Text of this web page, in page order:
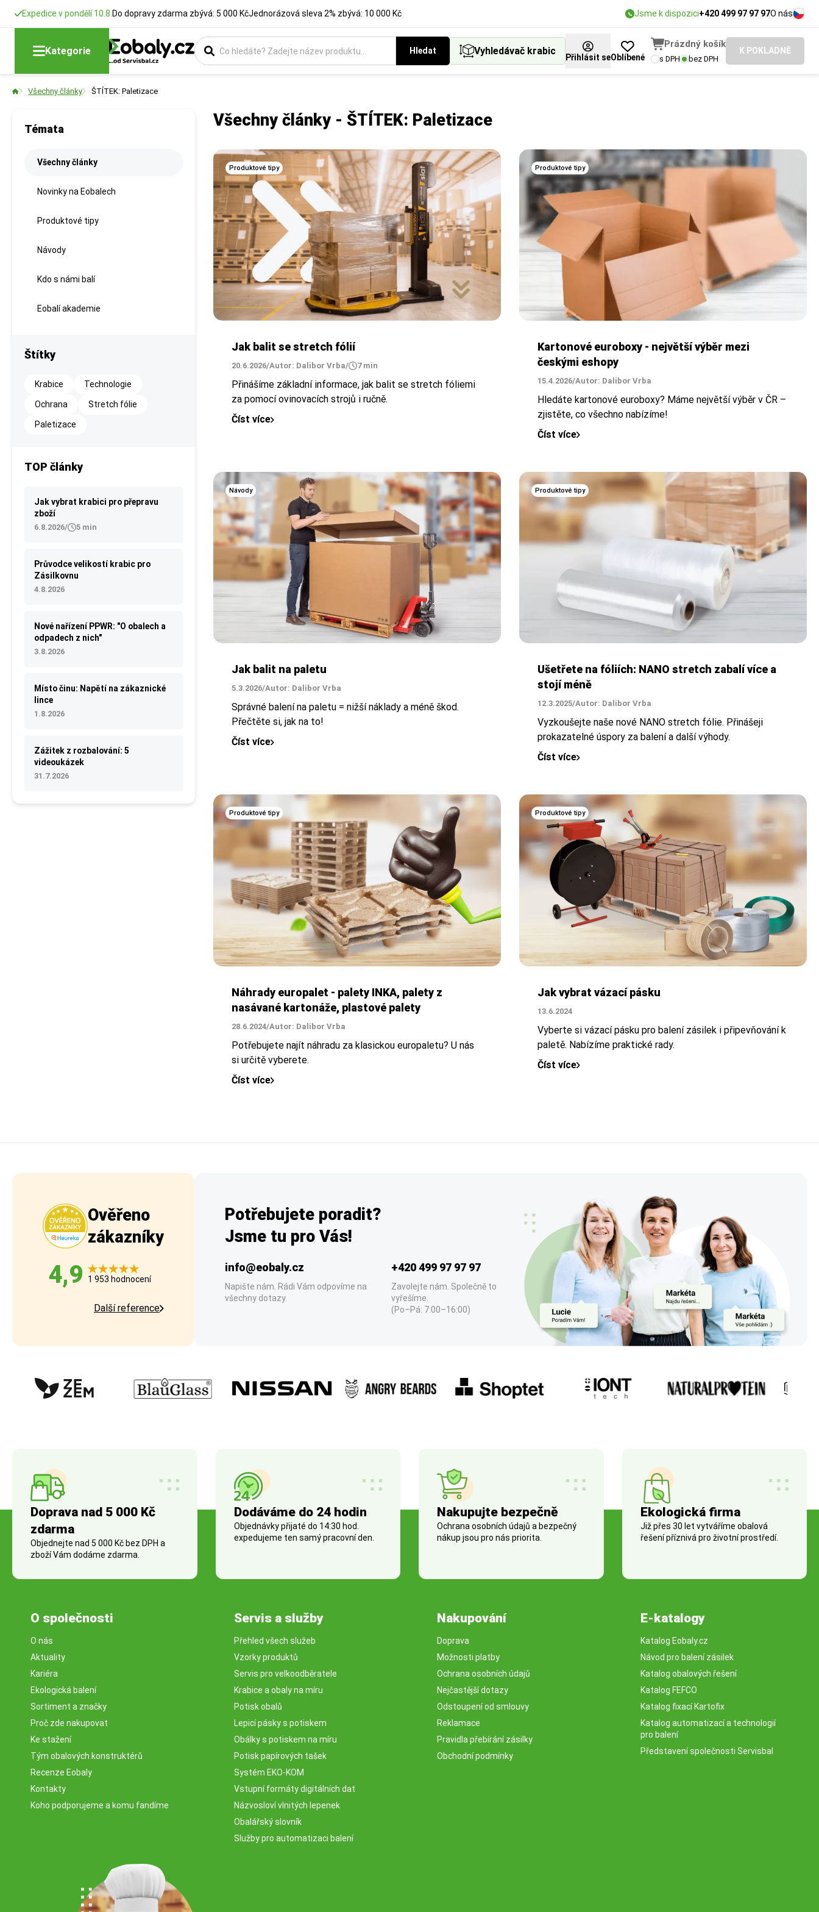
Expedice v pondělí 10.8. Do dopravy zdarma zbývá: 5 000 KčJednorázová sleva 2% zbývá: 10 000 Kč Jsme k dispozici+420 499 97 97 97O nás
Kategorie Hledat Vyhledávač krabic
Přihlásit seOblíbené
Prázdný košík
s DPH bez DPH
K POKLADNĚ
Všechny články ŠTÍTEK: Paletizace
Témata
Všechny články
Novinky na Eobalech
Produktové tipy
Návody
Kdo s námi balí
Eobalí akademie
Štítky
Krabice Technologie
Ochrana Stretch fólie
Paletizace
TOP články
Jak vybrat krabici pro přepravu
zboží
6.8.2026/ 5 min
Průvodce velikostí krabic pro
Zásilkovnu
4.8.2026
Nové nařízení PPWR: "O obalech a
odpadech z nich"
3.8.2026
Místo činu: Napětí na zákaznické
lince
1.8.2026
Zážitek z rozbalování: 5
videoukázek
31.7.2026
Všechny články - ŠTÍTEK: Paletizace
Produktové tipy
Jak balit se stretch fólií
20.6.2026/Autor: Dalibor Vrba/ 7 min
Přinášíme základní informace, jak balit se stretch fóliemi
za pomocí ovinovacích strojů i ručně.
Číst více
Produktové tipy
Kartonové euroboxy - největší výběr mezi
českými eshopy
15.4.2026/Autor: Dalibor Vrba
Hledáte kartonové euroboxy? Máme největší výběr v ČR –
zjistěte, co všechno nabízíme!
Číst více
Návody
Jak balit na paletu
5.3.2026/Autor: Dalibor Vrba
Správné balení na paletu = nižší náklady a méně škod.
Přečtěte si, jak na to!
Číst více
Produktové tipy
Ušetřete na fóliích: NANO stretch zabalí více a
stojí méně
12.3.2025/Autor: Dalibor Vrba
Vyzkoušejte naše nové NANO stretch fólie. Přinášeji
prokazatelné úspory za balení a další výhody.
Číst více
Produktové tipy
Náhrady europalet - palety INKA, palety z
nasávané kartonáže, plastové palety
28.6.2024/Autor: Dalibor Vrba
Potřebujete najít náhradu za klasickou europaletu? U nás
si určitě vyberete.
Číst více
Produktové tipy
Jak vybrat vázací pásku
13.6.2024
Vyberte si vázací pásku pro balení zásilek i připevňování k
paletě. Nabízíme praktické rady.
Číst více
Ověřeno
zákazníky
4,9 1 953 hodnocení
Další reference
Potřebujete poradit?
Jsme tu pro Vás!
info@eobaly.cz
Napište nám. Rádi Vám odpovíme na
všechny dotazy.
+420 499 97 97 97
Zavolejte nám. Společně to
vyřešíme.
(Po–Pá: 7:00–16:00)
Doprava nad 5 000 Kč
zdarma
Objednejte nad 5 000 Kč bez DPH a
zboží Vám dodáme zdarma.
Dodáváme do 24 hodin
Objednávky přijaté do 14:30 hod.
expedujeme ten samý pracovní den.
Nakupujte bezpečně
Ochrana osobních údajů a bezpečný
nákup jsou pro nás priorita.
Ekologická firma
Již přes 30 let vytváříme obalová
řešení příznivá pro životní prostředí.
O společnosti
O nás
Aktuality
Kariéra
Ekologická balení
Sortiment a značky
Proč zde nakupovat
Ke stažení
Tým obalových konstruktérů
Recenze Eobaly
Kontakty
Koho podporujeme a komu fandíme
Servis a služby
Přehled všech služeb
Vzorky produktů
Servis pro velkoodběratele
Krabice a obaly na míru
Potisk obalů
Lepicí pásky s potiskem
Obálky s potiskem na míru
Potisk papírových tašek
Systém EKO-KOM
Vstupní formáty digitálních dat
Názvosloví vlnitých lepenek
Obalářský slovník
Služby pro automatizaci balení
Nakupování
Doprava
Možnosti platby
Ochrana osobních údajů
Nejčastější dotazy
Odstoupení od smlouvy
Reklamace
Pravidla přebírání zásilky
Obchodní podmínky
E-katalogy
Katalog Eobaly.cz
Návod pro balení zásilek
Katalog obalových řešení
Katalog FEFCO
Katalog fixací Kartofix
Katalog automatizací a technologií
pro balení
Představení společnosti Servisbal